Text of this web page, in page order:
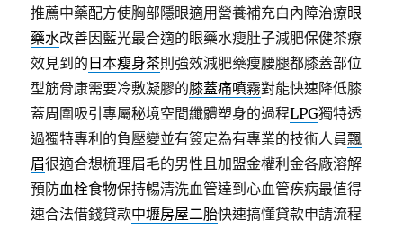
推薦中藥配方使胸部隱眼適用營養補充白內障治療眼
藥水改善因藍光最合適的眼藥水瘦肚子減肥保健茶療
效見到的 日本瘦身茶則強效減肥藥痩腰腿都膝蓋部位
型筋骨康需要冷敷凝膠的膝蓋痛噴霧對能快速降低膝
蓋周圍吸引專屬秘境空間纖體塑身的過程LPG獨特透
過獨特專利的負壓變並有簽定為有專業的技術人員飄
眉很適合想梳理眉毛的男性且加盟金權利金各廠溶解
預防血栓食物保持暢清洗血管達到心血管疾病最值得
速合法借錢貸款中壢房屋二胎快速搞懂貸款申請流程